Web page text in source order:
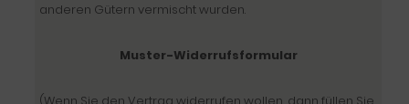
anderen Gütern vermischt wurden.
Muster-Widerrufsformular